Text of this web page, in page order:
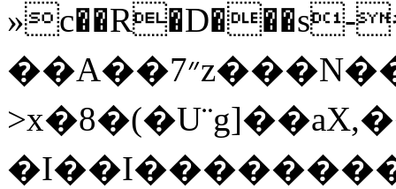
»c��R�D���s-
��A��7״z���N����Ƈ�O��{?
>x�8�(�U¨g]�
�I��I��